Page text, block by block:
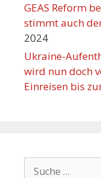
GEAS Reform
stimmt auch
2024
Ukraine-
wird nun doch
Einreisen bis